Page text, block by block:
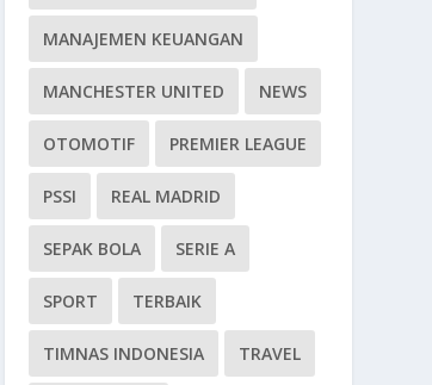
MANAJEMEN KEUANGAN
MANCHESTER UNITED NEWS
OTOMOTIF PREMIER LEAGUE
PSSI REAL MADRID
SEPAK BOLA SERIE A
SPORT TERBAIK
TIMNAS INDONESIA TRAVEL